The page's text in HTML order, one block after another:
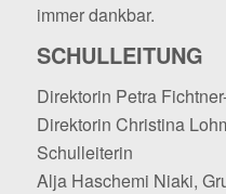
immer dankbar.
SCHULLEITUNG
Direktorin Petra
Direktorin Christina
Schulleiterin
Alja Haschemi Niaki,